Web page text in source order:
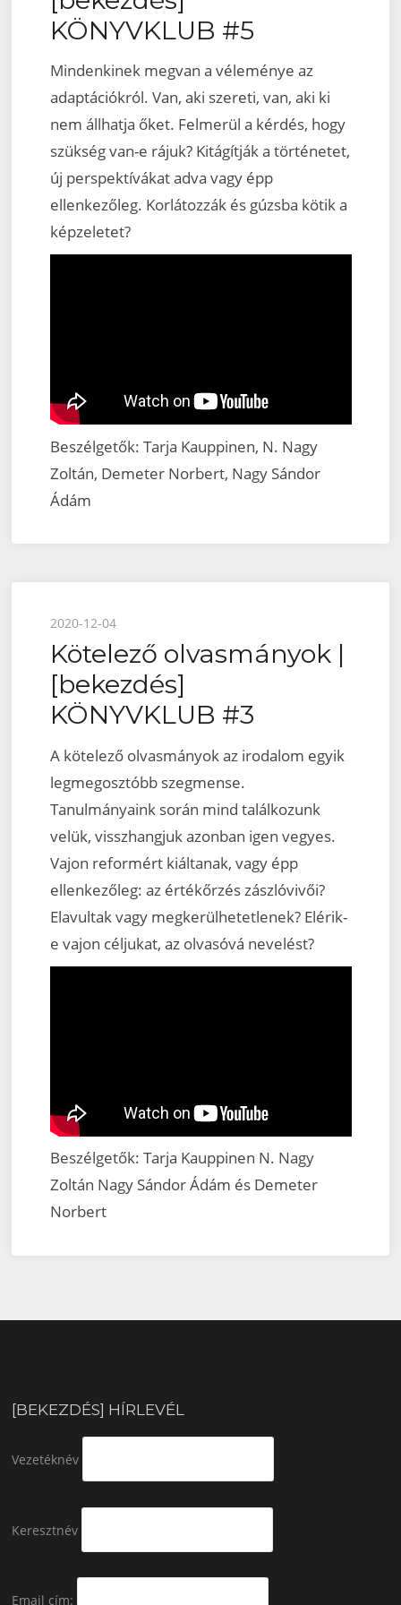
KÖNYVKLUB #5
Mindenkinek megvan a véleménye az
adaptációkról. Van, aki szereti, van, aki ki
nem állhatja őket. Felmerül a kérdés, hogy
szükség van-e rájuk? Kitágítják a történetet,
új perspektívákat adva vagy épp
ellenkezőleg. Korlátozzák és gúzsba kötik a
képzeletet?
Beszélgetők: Tarja Kauppinen, N. Nagy
Zoltán, Demeter Norbert, Nagy Sándor
Ádám
Posted
on
2020-12-04
Kötelező olvasmányok |
[bekezdés]
KÖNYVKLUB #3
A kötelező olvasmányok az irodalom egyik
legmegosztóbb szegmense.
Tanulmányaink során mind találkozunk
velük, visszhangjuk azonban igen vegyes.
Vajon reformért kiáltanak, vagy épp
ellenkezőleg: az értékőrzés zászlóvivői?
Elavultak vagy megkerülhetetlenek? Elérik-
e vajon céljukat, az olvasóvá nevelést?
Beszélgetők: Tarja Kauppinen N. Nagy
Zoltán Nagy Sándor Ádám és Demeter
Norbert
[BEKEZDÉS] HÍRLEVÉL
Vezetéknév
Keresztnév
Email cím: